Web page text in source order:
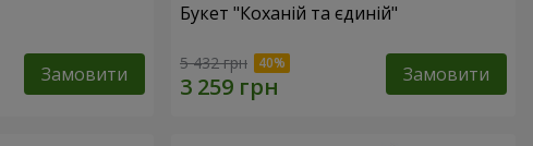
Замовити
Букет "Коханій та єдиній"
5 432 грн Замовити